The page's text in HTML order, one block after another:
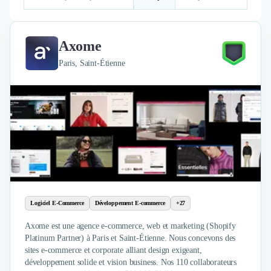
Communication
Influence Marketing
Veille commerciale
Photographie
Salons
Études Marketing
Présentations PowerPoint
SMS Marketing
Email Marketing
Data Marketing
Logiciel Marketing
Assurance
Subventions & Aides
Levée de fonds
Droit des Affaires
Axome
Paris, Saint-Étienne
Logiciel E-Commerce Développement E-commerce +27
Axome est une agence e-commerce, web et marketing (Shopify
Platinum Partner) à Paris et Saint-Étienne. Nous concevons des
sites e-commerce et corporate alliant design exigeant,
développement solide et vision business. Nos 110 collaborateurs